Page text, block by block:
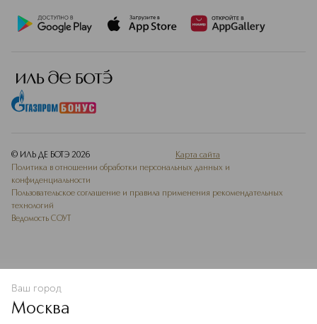
В КОРЗИНУ
© ИЛЬ ДЕ БОТЭ 2026
Карта сайта
Политика в отношении обработки персональных данных и
конфиденциальности
Пользовательское соглашение и правила применения рекомендательных
технологий
Ведомость СОУТ
Ваш город
Москва